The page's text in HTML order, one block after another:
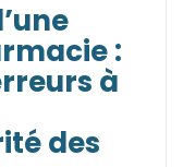
:
à
des